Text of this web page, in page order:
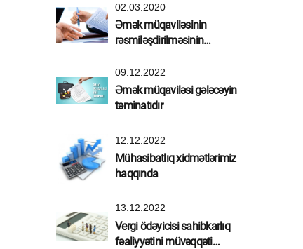
02.03.2020
Əmək müqaviləsinin
rəsmiləşdirilməsinin
üstünlükləri
09.12.2022
Əmək müqaviləsi gələcəyin
təminatıdır
12.12.2022
Mühasibatlıq xidmətlərimiz
haqqında
13.12.2022
Vergi ödəyicisi sahibkarlıq
fəaliyyətini müvəqqəti